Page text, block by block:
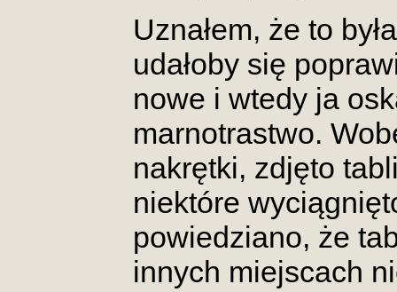
Uznałem, że to
udałoby się
nowe i wtedy ja
marnotrastwo.
nakrętki, zdjęto
niektóre
powiedziano, że
innych miejscach